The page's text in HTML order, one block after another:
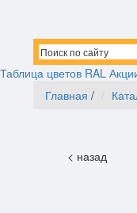
Таблица цветов RAL
Главная /
< назад